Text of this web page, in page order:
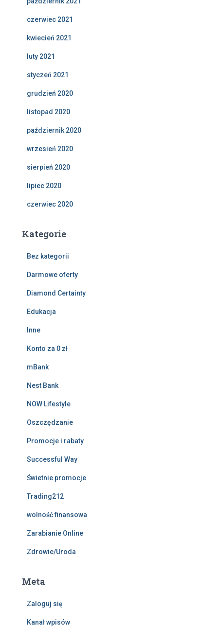
czerwiec 2021
kwiecień 2021
luty 2021
styczeń 2021
grudzień 2020
listopad 2020
październik 2020
wrzesień 2020
sierpień 2020
lipiec 2020
czerwiec 2020
Kategorie
Bez kategorii
Darmowe oferty
Diamond Certainty
Edukacja
Inne
Konto za 0 zł
mBank
Nest Bank
NOW Lifestyle
Oszczędzanie
Promocje i rabaty
Successful Way
Świetnie promocje
Trading212
wolność finansowa
Zarabianie Online
Zdrowie/Uroda
Meta
Zaloguj się
Kanał wpisów